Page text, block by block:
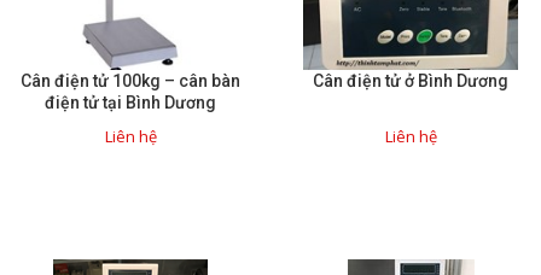
Cân điện tử 100kg – cân bàn
điện tử tại Bình Dương
Liên hệ
Cân điện tử ở Bình Dương
Liên hệ